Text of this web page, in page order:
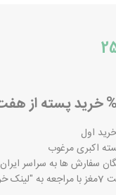
اول
اکبری مرغوب
سفارش ها به سراسر ایران